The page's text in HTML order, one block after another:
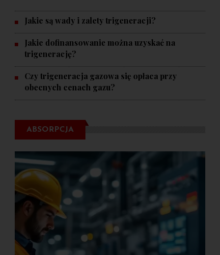
Jakie są wady i zalety trigeneracji?
Jakie dofinansowanie można uzyskać na
trigenerację?
Czy trigeneracja gazowa się opłaca przy
obecnych cenach gazu?
ABSORPCJA